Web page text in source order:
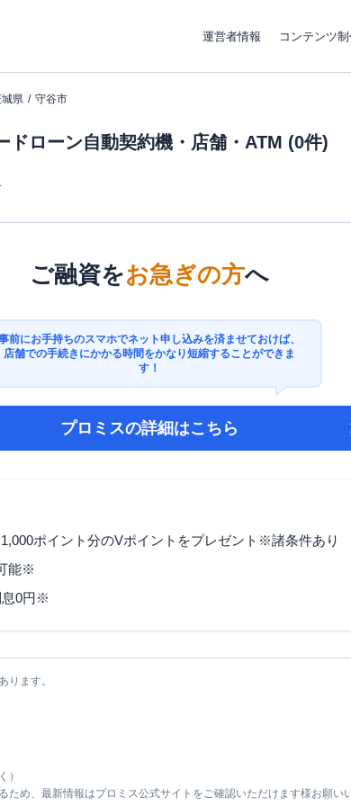
運営者情報 コンテンツ
県 守谷市
ドローン自動契約機・店舗・ATM (0件)
ご融資をお急ぎの方へ
前にお手持ちのスマホでネット申し込みを済ませておけば、
店舗での手続きにかかる時間をかなり短縮することができま
す！
プロミスの詳細はこちら
ポイント分のVポイントをプレゼント※諸条件あり
能※
息0円※
ります。
）
ため、最新情報はプロミス公式サイトをご確認いただけます様お願い